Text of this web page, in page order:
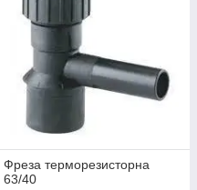
Фреза терморезисторна
63/40